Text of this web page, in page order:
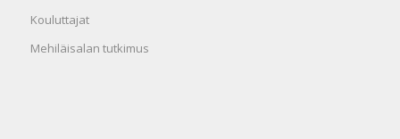
Kouluttajat
Mehiläisalan tutkimus